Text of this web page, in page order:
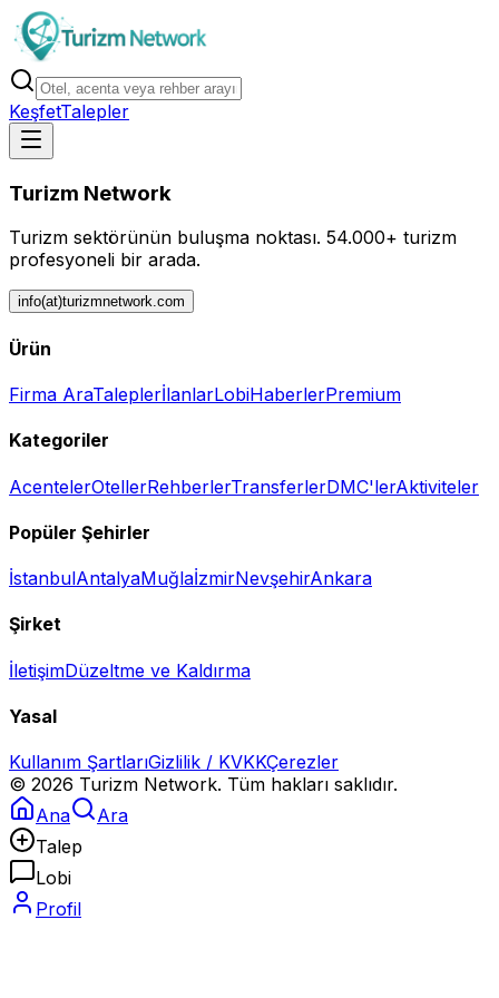
KeşfetTalepler
Turizm Network
Turizm sektörünün buluşma noktası. 54.000+ turizm
profesyoneli bir arada.
info(at)turizmnetwork.com
Ürün
Firma AraTaleplerİlanlarLobiHaberlerPremium
Kategoriler
AcentelerOtellerRehberlerTransferlerDMC'lerAktiviteler
Popüler Şehirler
İstanbulAntalyaMuğlaİzmirNevşehirAnkara
Şirket
İletişimDüzeltme ve Kaldırma
Yasal
Kullanım ŞartlarıGizlilik / KVKKÇerezler
© 2026 Turizm Network. Tüm hakları saklıdır.
Ana
Ara
Talep
Lobi
Profil